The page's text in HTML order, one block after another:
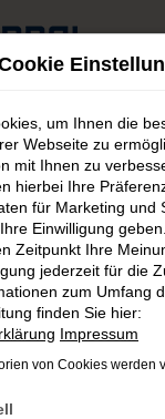
Hyundai Hyundai
günstig kaufen
IONIQ 5
in
um Ihnen die
Webseite zu
mit Ihnen zu
hierbei Ihre
für Marketing und
Einwilligung
Zeitpunkt Ihre
jederzeit für die
zum Umfang
finden Sie hier:
Impressum
von Cookies werden